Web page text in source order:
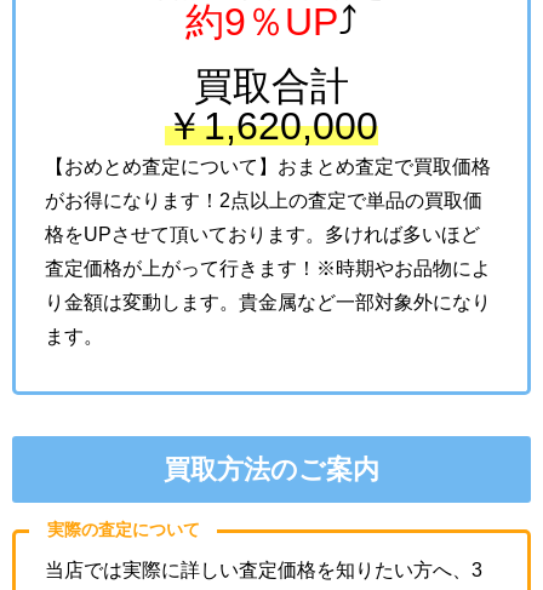
約9％UP⤴
買取合計
￥1,620,000
【おめとめ査定について】おまとめ査定で買取価格
がお得になります！2点以上の査定で単品の買取価
格をUPさせて頂いております。多ければ多いほど
査定価格が上がって行きます！※時期やお品物によ
り金額は変動します。貴金属など一部対象外になり
ます。
買取方法のご案内
実際の査定について
当店では実際に詳しい査定価格を知りたい方へ、3